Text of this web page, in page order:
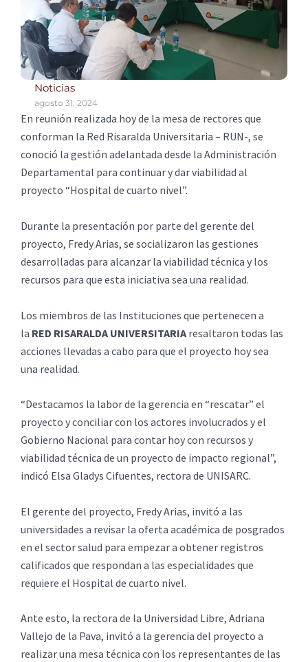
Noticias
agosto 31, 2024
En reunión realizada hoy de la mesa de rectores que
conforman la Red Risaralda Universitaria – RUN-, se
conoció la gestión adelantada desde la Administración
Departamental para continuar y dar viabilidad al
proyecto “Hospital de cuarto nivel”.
Durante la presentación por parte del gerente del
proyecto, Fredy Arias, se socializaron las gestiones
desarrolladas para alcanzar la viabilidad técnica y los
recursos para que esta iniciativa sea una realidad.
Los miembros de las Instituciones que pertenecen a
la RED RISARALDA UNIVERSITARIA resaltaron todas las
acciones llevadas a cabo para que el proyecto hoy sea
una realidad.
“Destacamos la labor de la gerencia en “rescatar” el
proyecto y conciliar con los actores involucrados y el
Gobierno Nacional para contar hoy con recursos y
viabilidad técnica de un proyecto de impacto regional”,
indicó Elsa Gladys Cifuentes, rectora de UNISARC.
El gerente del proyecto, Fredy Arias, invitó a las
universidades a revisar la oferta académica de posgrados
en el sector salud para empezar a obtener registros
calificados que respondan a las especialidades que
requiere el Hospital de cuarto nivel.
Ante esto, la rectora de la Universidad Libre, Adriana
Vallejo de la Pava, invitó a la gerencia del proyecto a
realizar una mesa técnica con los representantes de las